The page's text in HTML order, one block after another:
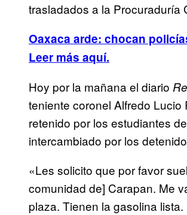
trasladados a la Procuraduría
Oaxaca arde: chocan
Leer más aquí.
Hoy por la mañana el diario
teniente coronel Alfredo
retenido por los estudiantes
intercambiado por los
«Les solicito que por favor
comunidad de] Carapan. Me
plaza. Tienen la gasolina